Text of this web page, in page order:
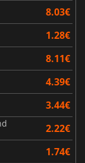
8.03€
1.28€
8.11€
4.39€
3.44€
2.22€
1.74€